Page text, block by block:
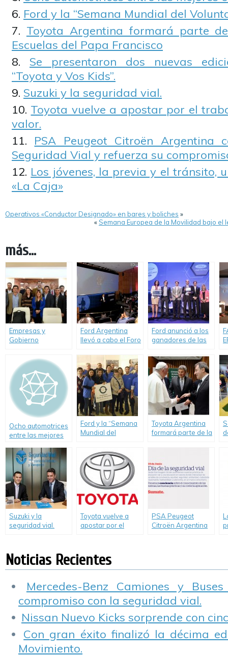
Ford y la “Semana Mundial del
Toyota Argentina formará parte
Escuelas del Papa Francisco
Se presentaron dos nuevas
“Toyota y Vos Kids”.
Suzuki y la seguridad vial.
Toyota vuelve a apostar por el
valor.
PSA Peugeot Citroën
Seguridad Vial y refuerza su
Los jóvenes, la previa y el tránsito,
«La Caja»
Operativos «Conductor Designado» en bares y boliches »
«Semana Europea de la Movilidad bajo el
más...
Empresas y
Gobierno
experiencias de
RSE y Seguridad
Vial
Ford Argentina
llevó a cabo el Foro
Movilidad.
Ford anunció a los
ganadores de las
de Innovación en
Movilidad.
Ocho automotrices
entre las mejores
Ford y la “Semana
Mundial del
Toyota Argentina
formará parte de la
Suzuki y la
seguridad vial.
Toyota vuelve a
apostar por el
PSA Peugeot
Citroën Argentina
Noticias Recientes
Mercedes-Benz Camiones y
compromiso con la seguridad vial.
Nissan Nuevo Kicks sorprende con
Con gran éxito finalizó la décima
Movimiento.